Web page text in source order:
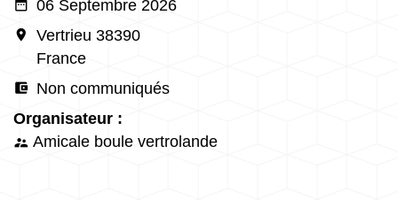
date_range 06 Septembre 2026
room
Vertrieu 38390
France
account_balance_wallet Non communiqués
Organisateur :
supervisor_account Amicale boule vertrolande